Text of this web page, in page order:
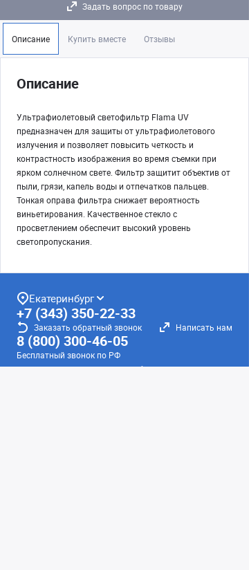
Задать вопрос по товару
Описание Купить вместе Отзывы
Описание
Ультрафиолетовый светофильтр Flama UV
предназначен для защиты от ультрафиолетового
излучения и позволяет повысить четкость и
контрастность изображения во время съемки при
ярком солнечном свете. Фильтр защитит объектив от
пыли, грязи, капель воды и отпечатков пальцев.
Тонкая оправа фильтра снижает вероятность
виньетирования. Качественное стекло с
просветлением обеспечит высокий уровень
светопропускания.
Екатеринбург
+7 (343) 350-22-33
Заказать обратный звонок Написать нам
8 (800) 300-46-05
Бесплатный звонок по РФ
Пн—Пт: 10:00 — 19:00. Сб: 10:00 — 18:00